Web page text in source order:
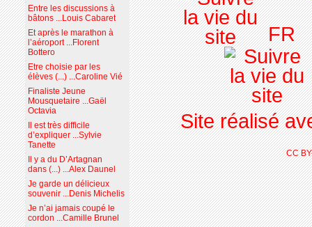
Entre les discussions à
bâtons ...Louis Cabaret
Et après le marathon à
l’aéroport ...Florent
Bottero
Etre choisie par les
élèves (...) ...Caroline Vié
Finaliste Jeune
Mousquetaire ...Gaël
Octavia
Il est très difficile
d’expliquer ...Sylvie
Tanette
Il y a du D’Artagnan
dans (...) ...Alex Daunel
Je garde un délicieux
souvenir ...Denis Michelis
Je n’ai jamais coupé le
cordon ...Camille Brunel
FR
Site réalisé
CC